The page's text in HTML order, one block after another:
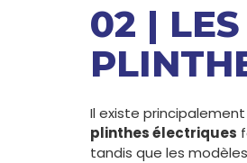
02 |
Il existe
plinthes électriques
tandis que les